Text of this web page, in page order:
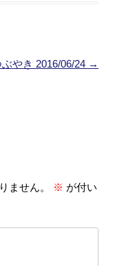
やき 2016/06/24 →
ません。 ※ が付い